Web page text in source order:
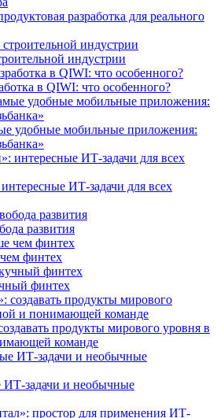
разработка для реального
индустрии
в QIWI: что особенного?
удобные мобильные приложения:
ИТ-задачи для всех
развития
финтех
финтех
продукты мирового уровня в
команде
и необычные